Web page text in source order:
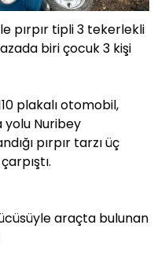
pırpır tipli 3 tekerlekli
biri çocuk 3 kişi
plakalı otomobil,
Nuribey
pırpır tarzı üç
araçta bulunan